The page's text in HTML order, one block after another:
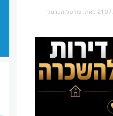
21.07.2026 מאת: פורטל הכרמל